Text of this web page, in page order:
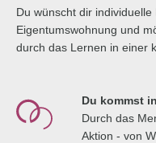
Du wünscht dir
Eigentumswohnung und
durch das Lernen in einer
Du kommst
Durch das
Aktion - von